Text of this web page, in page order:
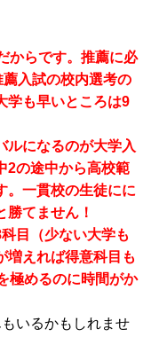
からです。推薦に必
入試の校内選考の
学も早いところは9
になるのが大学入
2の途中から高校範
。一貫校の生徒にに
てません！
目（少ない大学も
増えれば得意科目も
極めるのに時間がか
いるかもしれませ